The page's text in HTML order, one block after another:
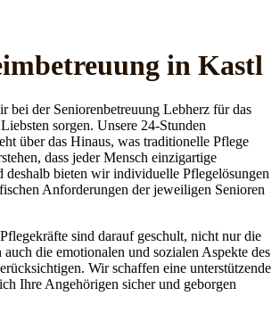
in Kastl
bei der Seniorenbetreuung Lebherz für das
sorgen. Unsere 24-Stunden
über das Hinaus, was traditionelle Pflege
dass jeder Mensch einzigartige
deshalb bieten wir individuelle Pflegelösungen
Anforderungen der jeweiligen Senioren
sind darauf geschult, nicht nur die
auch die emotionalen und sozialen Aspekte des
Wir schaffen eine unterstützende
Ihre Angehörigen sicher und geborgen